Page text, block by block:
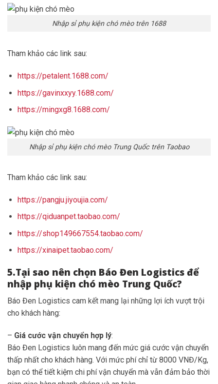
Nhập sỉ phụ kiện chó mèo trên 1688
Tham khảo các link sau:
https://petalent.1688.com/
https://gavinxxyy.1688.com/
https://mingxg8.1688.com/
Nhập sỉ phụ kiện chó mèo Trung Quốc trên Taobao
Tham khảo các link sau:
https://pangju.jiyoujia.com/
https://qiduanpet.taobao.com/
https://shop149667554.taobao.com/
https://xinaipet.taobao.com/
5.Tại sao nên chọn Báo Đen Logistics để
nhập phụ kiện chó mèo Trung Quốc?
Báo Đen Logistics cam kết mang lại những lợi ích vượt trội
cho khách hàng:
– Giá cước vận chuyển hợp lý:
Báo Đen Logistics luôn mang đến mức giá cước vận chuyển
thấp nhất cho khách hàng. Với mức phí chỉ từ 8000 VNĐ/Kg,
bạn có thể tiết kiệm chi phí vận chuyển mà vẫn đảm bảo thời